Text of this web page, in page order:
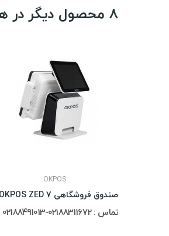
8 محصول دیگر در همین شاخه:
OKPOS
صندوق فروشگاهی OKPOS ZED 7
تماس : 02188311672-02188491013